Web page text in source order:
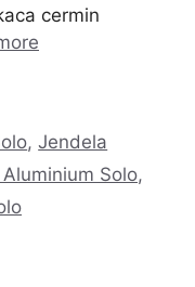
cermin
,Jendela
Solo,